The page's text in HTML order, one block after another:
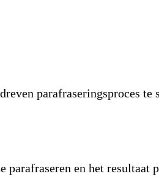
parafraseringsproces te
en het resultaat